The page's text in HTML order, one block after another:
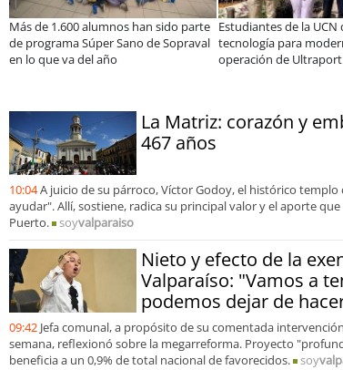
desarrollan
la
Coquimbo
Educación y colaboración público-
privada se toman La Araucanía:
encuentro reunió a líderes para
La Matriz: corazón y
467 años
10:04A juicio de su párroco, Víctor Godoy, el histórico
ayudar". Allí, sostiene, radica su principal valor y el aporte
Puerto.
soyvalparaiso
Nieto y efecto de la
Valparaíso: "Vamos a
podemos dejar de
09:42 Jefa comunal, a propósito de su comentada
semana, reflexionó sobre la megarreforma. Proyecto
beneficia a un 0,9% de total nacional de favorecidos.
soy